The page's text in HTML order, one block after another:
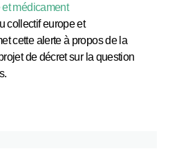
médicament
collectif europe et
cette alerte à propos de la
de décret sur la question